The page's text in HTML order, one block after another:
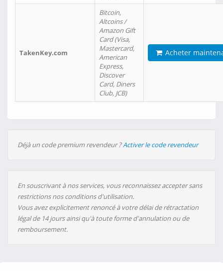
TakenKey.com
Bitcoin,
Altcoins /
Amazon Gift
Card (Visa,
Mastercard,
American
Express,
Discover
Card, Diners
Club, JCB)
Acheter
Déjà un code premium revendeur ?Activer le code revendeur
En souscrivant à nos services, vous reconnaissez accepter sans
restrictions nos conditions d'utilisation.
Vous avez explicitement renoncé à votre délai de rétractation
légal de 14 jours ainsi qu'à toute forme d'annulation ou de
remboursement.